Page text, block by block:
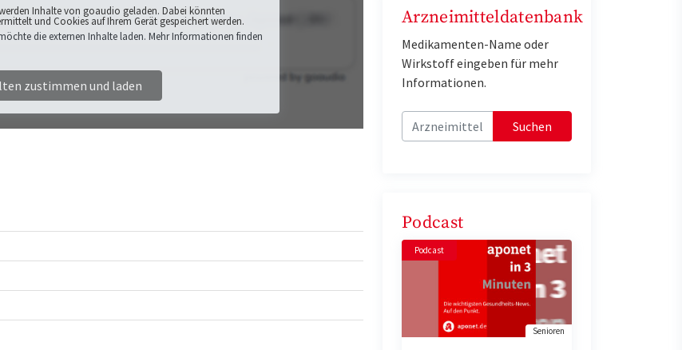
Inhalte von goaudio geladen. Dabei könnten
und Cookies auf Ihrem Gerät gespeichert werden.
die externen Inhalte laden. Mehr Informationen finden
zustimmen und laden
Arzneimitteldatenbank
Medikamenten-Name oder
Wirkstoff eingeben für mehr
Informationen.
Suchen
Podcast
Podcast
Senioren